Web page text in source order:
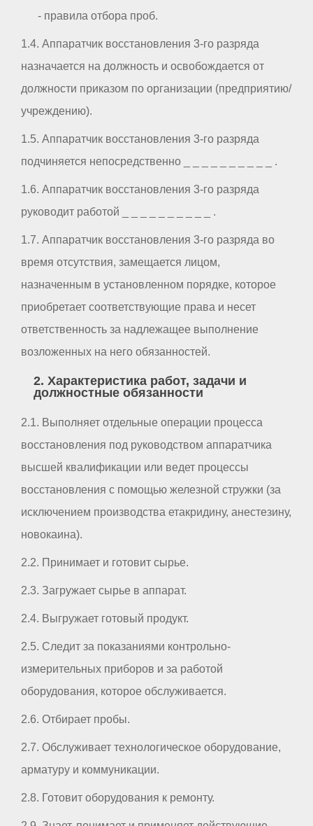
- правила отбора проб.
1.4. Аппаратчик восстановления 3-го разряда
назначается на должность и освобождается от
должности приказом по организации (предприятию/
учреждению).
1.5. Аппаратчик восстановления 3-го разряда
подчиняется непосредственно _ _ _ _ _ _ _ _ _ _ .
1.6. Аппаратчик восстановления 3-го разряда
руководит работой _ _ _ _ _ _ _ _ _ _ .
1.7. Аппаратчик восстановления 3-го разряда во
время отсутствия, замещается лицом,
назначенным в установленном порядке, которое
приобретает соответствующие права и несет
ответственность за надлежащее выполнение
возложенных на него обязанностей.
2. Характеристика работ, задачи и
должностные обязанности
2.1. Выполняет отдельные операции процесса
восстановления под руководством аппаратчика
высшей квалификации или ведет процессы
восстановления с помощью железной стружки (за
исключением производства етакридину, анестезину,
новокаина).
2.2. Принимает и готовит сырье.
2.3. Загружает сырье в аппарат.
2.4. Выгружает готовый продукт.
2.5. Следит за показаниями контрольно-
измерительных приборов и за работой
оборудования, которое обслуживается.
2.6. Отбирает пробы.
2.7. Обслуживает технологическое оборудование,
арматуру и коммуникации.
2.8. Готовит оборудования к ремонту.